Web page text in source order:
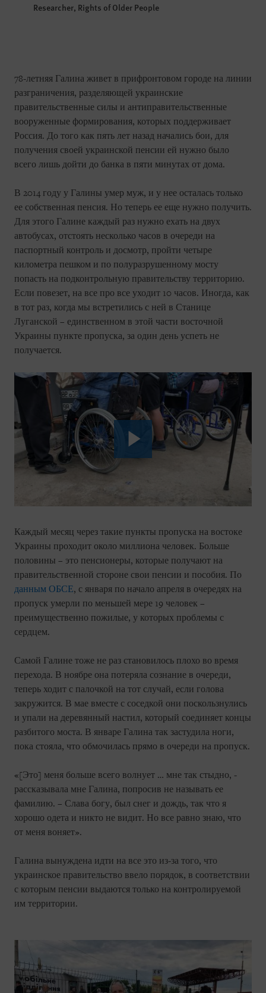
Researcher, Rights of Older People
78-летняя Галина живет в прифронтовом городе на линии
разграничения, разделяющей украинские
правительственные силы и антиправительственные
вооруженные формирования, которых поддерживает
Россия. До того как пять лет назад начались бои, для
получения своей украинской пенсии ей нужно было
всего лишь дойти до банка в пяти минутах от дома.
В 2014 году у Галины умер муж, и у нее осталась только
ее собственная пенсия. Но теперь ее еще нужно получить.
Для этого Галине каждый раз нужно ехать на двух
автобусах, отстоять несколько часов в очереди на
паспортный контроль и досмотр, пройти четыре
километра пешком и по полуразрушенному мосту
попасть на подконтрольную правительству территорию.
Если повезет, на все про все уходит 10 часов. Иногда, как
в тот раз, когда мы встретились с ней в Станице
Луганской – единственном в этой части восточной
Украины пункте пропуска, за один день успеть не
получается.
Каждый месяц через такие пункты пропуска на востоке
Украины проходит около миллиона человек. Больше
половины – это пенсионеры, которые получают на
правительственной стороне свои пенсии и пособия. По
данным ОБСЕ, с января по начало апреля в очередях на
пропуск умерли по меньшей мере 19 человек –
преимущественно пожилые, у которых проблемы с
сердцем.
Самой Галине тоже не раз становилось плохо во время
перехода. В ноябре она потеряла сознание в очереди,
теперь ходит с палочкой на тот случай, если голова
закружится. В мае вместе с соседкой они поскользнулись
и упали на деревянный настил, который соединяет концы
разбитого моста. В январе Галина так застудила ноги,
пока стояла, что обмочилась прямо в очереди на пропуск.
«[Это] меня больше всего волнует … мне так стыдно, -
рассказывала мне Галина, попросив не называть ее
фамилию. – Слава богу, был снег и дождь, так что я
хорошо одета и никто не видит. Но все равно знаю, что
от меня воняет».
Галина вынуждена идти на все это из-за того, что
украинское правительство ввело порядок, в соответствии
с которым пенсии выдаются только на контролируемой
им территории.